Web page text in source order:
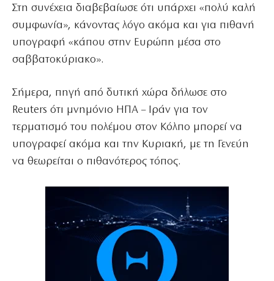
Στη συνέχεια διαβεβαίωσε ότι υπάρχει «πολύ καλή
συμφωνία», κάνοντας λόγο ακόμα και για πιθανή
υπογραφή «κάπου στην Ευρώπη μέσα στο
σαββατοκύριακο».
Σήμερα, πηγή από δυτική χώρα δήλωσε στο
Reuters ότι μνημόνιο ΗΠΑ – Ιράν για τον
τερματισμό του πολέμου στον Κόλπο μπορεί να
υπογραφεί ακόμα και την Κυριακή, με τη Γενεύη
να θεωρείται ο πιθανότερος τόπος.